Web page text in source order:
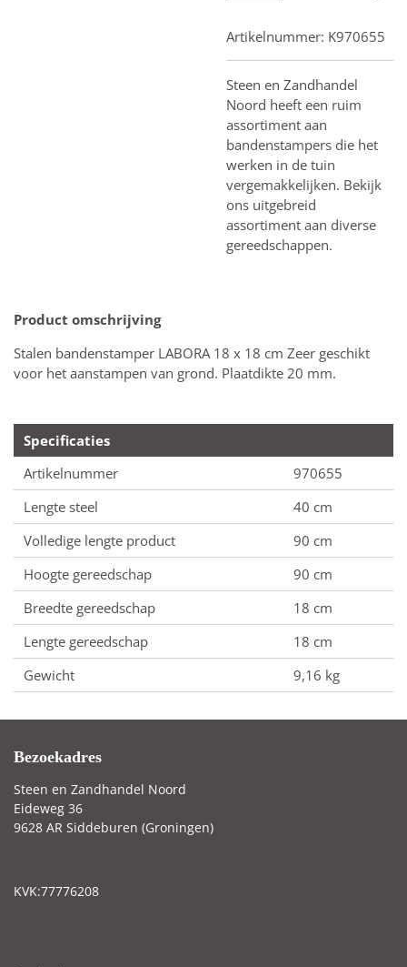
Artikelnummer: K970655
Steen en Zandhandel
Noord heeft een ruim
assortiment aan
bandenstampers die het
werken in de tuin
vergemakkelijken. Bekijk
ons uitgebreid
assortiment aan diverse
gereedschappen.
Product omschrijving
Stalen bandenstamper LABORA 18 x 18 cm Zeer geschikt
voor het aanstampen van grond. Plaatdikte 20 mm.
Specificaties
Artikelnummer
970655
Lengte steel
40 cm
Volledige lengte product
90 cm
Hoogte gereedschap
90 cm
Breedte gereedschap
18 cm
Lengte gereedschap
18 cm
Gewicht
9,16 kg
Bezoekadres
Steen en Zandhandel Noord
Eideweg 36
9628 AR Siddeburen (Groningen)
KVK:77776208